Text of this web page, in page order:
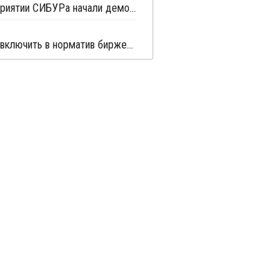
На казанском предприятии СИБУРа начали демонтаж устаревшего производства этилена
Минфин предложил включить в норматив биржевых продаж топлива реализацию по договорам, устанавливаемым правительством